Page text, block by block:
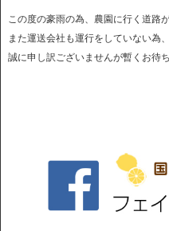
この度の豪雨の為、農園に行く道路
また運送会社も運行をしていない為
誠に申し訳ございませんが暫くお待